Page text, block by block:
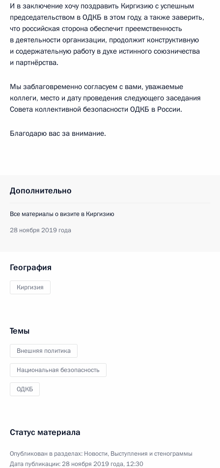
И в заключение хочу поздравить Киргизию с успешным
председательством в ОДКБ в этом году, а также заверить,
что российская сторона обеспечит преемственность
в деятельности организации, продолжит конструктивную
и содержательную работу в духе истинного союзничества
и партнёрства.
Мы заблаговременно согласуем с вами, уважаемые
коллеги, место и дату проведения следующего заседания
Совета коллективной безопасности ОДКБ в России.
Благодарю вас за внимание.
Дополнительно
Все материалы о визите в Киргизию
28 ноября 2019 года
География
Киргизия
Темы
Внешняя политика
Национальная безопасность
ОДКБ
Статус материала
Опубликован в разделах: Новости, Выступления и стенограммы
Дата публикации:28 ноября 2019 года, 12:30